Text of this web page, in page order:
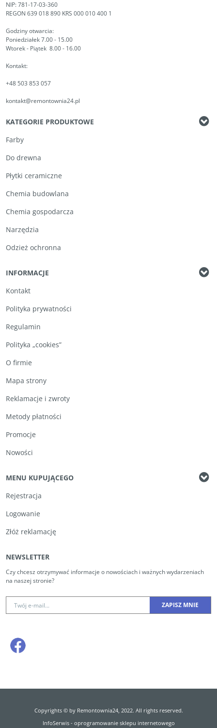
NIP: 781-17-03-360
REGON 639 018 890 KRS 000 010 400 1
Godziny otwarcia:
Poniedziałek 7.00 - 15.00
Wtorek - Piątek 8.00 - 16.00
Kontakt:
+48 503 853 057
kontakt@remontownia24.pl
KATEGORIE PRODUKTOWE
Farby
Do drewna
Płytki ceramiczne
Chemia budowlana
Chemia gospodarcza
Narzędzia
Odzież ochronna
INFORMACJE
Kontakt
Polityka prywatności
Regulamin
Polityka „cookies”
O firmie
Mapa strony
Reklamacje i zwroty
Metody płatności
Promocje
Nowości
MENU KUPUJĄCEGO
Rejestracja
Logowanie
Złóż reklamację
NEWSLETTER
Czy chcesz otrzymywać informacje o nowościach i ważnych wydarzeniach
na naszej stronie?
Copyrights © by Remontownia24, 2022. All rights reserved.
InfoSerwis- oprogramowanie sklepu internetowego